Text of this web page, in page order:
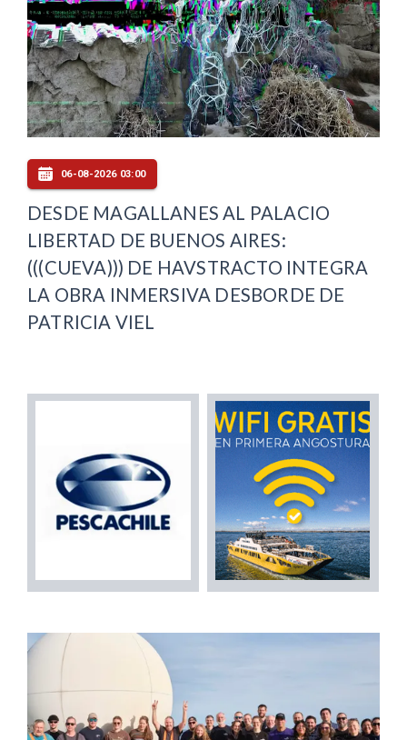
06-08-2026 03:00
DESDE MAGALLANES AL PALACIO
LIBERTAD DE BUENOS AIRES:
(((CUEVA))) DE HAVSTRACTO INTEGRA
LA OBRA INMERSIVA DESBORDE DE
PATRICIA VIEL